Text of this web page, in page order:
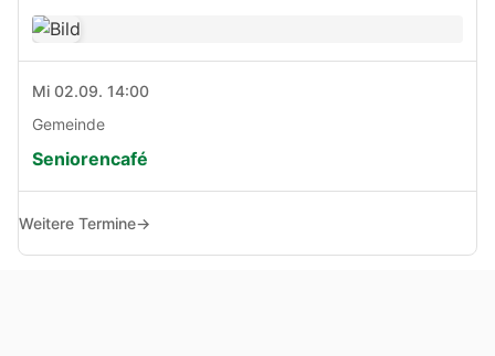
Mi 02.09. 14:00
Gemeinde
Seniorencafé
Weitere Termine→